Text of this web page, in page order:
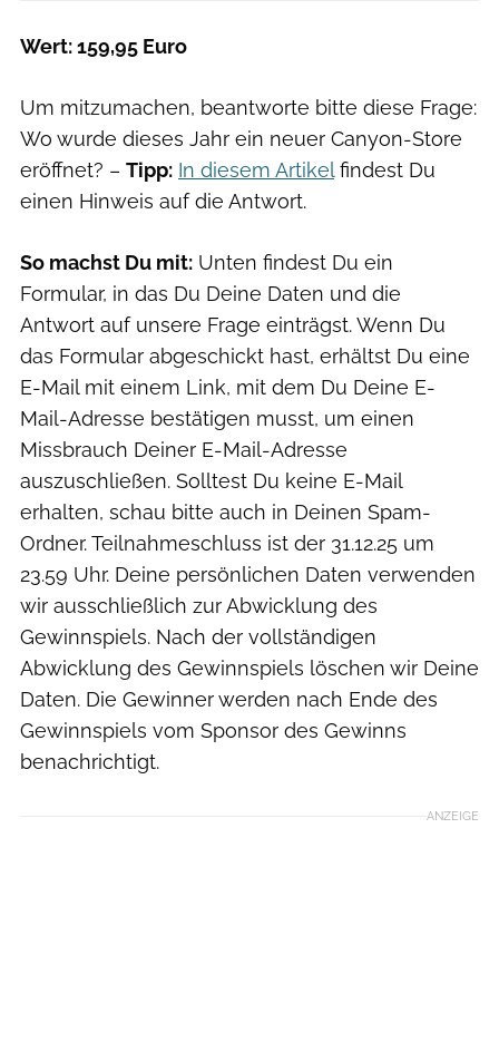
Wert: 159,95 Euro
Um mitzumachen, beantworte bitte diese Frage:
Wo wurde dieses Jahr ein neuer Canyon-Store
eröffnet? – Tipp: In diesem Artikelfindest Du
einen Hinweis auf die Antwort.
So machst Du mit: Unten findest Du ein
Formular, in das Du Deine Daten und die
Antwort auf unsere Frage einträgst. Wenn Du
das Formular abgeschickt hast, erhältst Du eine
E-Mail mit einem Link, mit dem Du Deine E-
Mail-Adresse bestätigen musst, um einen
Missbrauch Deiner E-Mail-Adresse
auszuschließen. Solltest Du keine E-Mail
erhalten, schau bitte auch in Deinen Spam-
Ordner. Teilnahmeschluss ist der 31.12.25 um
23.59 Uhr. Deine persönlichen Daten verwenden
wir ausschließlich zur Abwicklung des
Gewinnspiels. Nach der vollständigen
Abwicklung des Gewinnspiels löschen wir Deine
Daten. Die Gewinner werden nach Ende des
Gewinnspiels vom Sponsor des Gewinns
benachrichtigt.
ANZEIGE